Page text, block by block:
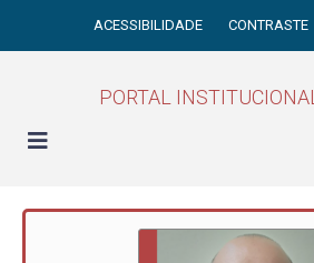
ACESSIBILIDADE CONTRASTE
PORTAL INSTITUCIONAL